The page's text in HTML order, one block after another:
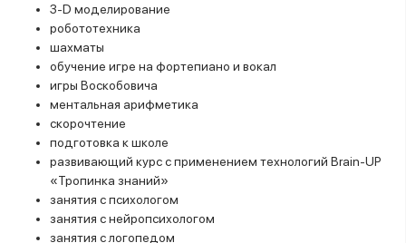
З-D моделирование
робототехника
шахматы
обучение игре на фортепиано и вокал
игры Воскобовича
ментальная арифметика
скорочтение
подготовка к школе
развивающий курс с применением технологий Brain-UP
«Тропинка знаний»
занятия с психологом
занятия с нейропсихологом
занятия с логопедом